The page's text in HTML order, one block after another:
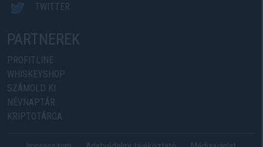
TWITTER
PARTNEREK
PROFITLINE
WHISKEYSHOP
SZÁMOLD KI
NÉVNAPTÁR
KRIPTOTÁRCA